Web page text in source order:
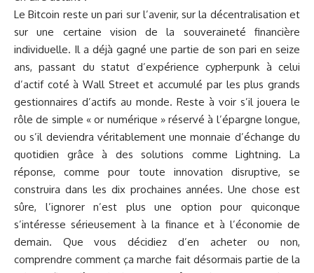
Le Bitcoin reste un pari sur l’avenir, sur la décentralisation et
sur une certaine vision de la souveraineté financière
individuelle. Il a déjà gagné une partie de son pari en seize
ans, passant du statut d’expérience cypherpunk à celui
d’actif coté à Wall Street et accumulé par les plus grands
gestionnaires d’actifs au monde. Reste à voir s’il jouera le
rôle de simple « or numérique » réservé à l’épargne longue,
ou s’il deviendra véritablement une monnaie d’échange du
quotidien grâce à des solutions comme Lightning. La
réponse, comme pour toute innovation disruptive, se
construira dans les dix prochaines années. Une chose est
sûre, l’ignorer n’est plus une option pour quiconque
s’intéresse sérieusement à la finance et à l’économie de
demain. Que vous décidiez d’en acheter ou non,
comprendre comment ça marche fait désormais partie de la